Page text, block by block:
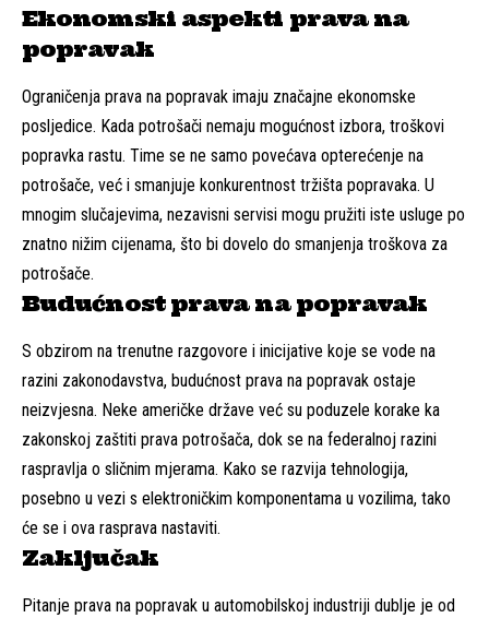
Ekonomski aspekti prava na
popravak
Ograničenja prava na popravak imaju značajne ekonomske
posljedice. Kada potrošači nemaju mogućnost izbora, troškovi
popravka rastu. Time se ne samo povećava opterećenje na
potrošače, već i smanjuje konkurentnost tržišta popravaka. U
mnogim slučajevima, nezavisni servisi mogu pružiti iste usluge po
znatno nižim cijenama, što bi dovelo do smanjenja troškova za
potrošače.
Budućnost prava na popravak
S obzirom na trenutne razgovore i inicijative koje se vode na
razini zakonodavstva, budućnost prava na popravak ostaje
neizvjesna. Neke američke države već su poduzele korake ka
zakonskoj zaštiti prava potrošača, dok se na federalnoj razini
raspravlja o sličnim mjerama. Kako se razvija tehnologija,
posebno u vezi s elektroničkim komponentama u vozilima, tako
će se i ova rasprava nastaviti.
Zaključak
Pitanje prava na popravak u automobilskoj industriji dublje je od